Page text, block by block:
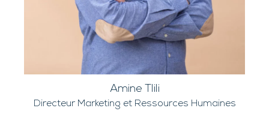
Amine Tlili
Directeur Marketing et Ressources Humaines